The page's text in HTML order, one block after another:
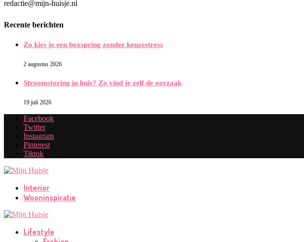
redactie@mijn-huisje.nl
Recente berichten
Zo kies je een boxspring zonder keuzestress
2 augustus 2026
Stroomstoring in huis? Zo vind je zelf de oorzaak
19 juli 2026
Facebook
Twitter
Instagram
Pinterest
Tiktok
Interior
Wooninspiratie
Lifestyle